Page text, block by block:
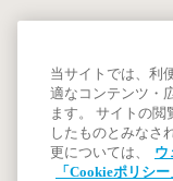
当サイトでは、利
適なコンテンツ・
ます。 サイトの
したものとみなさ
更については、
ウ
「Cookieポリシー